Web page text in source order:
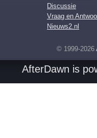
Discussie
Vraag en
Nieuws2.nl
© 1999-2026
AfterDawn is